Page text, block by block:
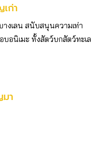
ก่า
เลน สนับสนุนความเท่า
บอนิเมะ ทั้งสัตว์บกสัตว์ทะเล
า